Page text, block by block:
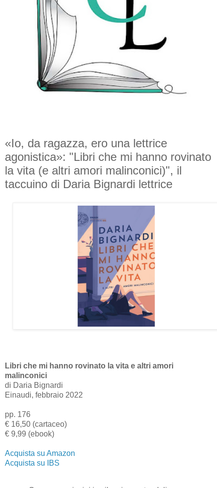
«Io, da ragazza, ero una lettrice
agonistica»: "Libri che mi hanno rovinato
la vita (e altri amori malinconici)", il
taccuino di Daria Bignardi lettrice
Libri che mi hanno rovinato la vita e altri amori
malinconici
di Daria Bignardi
Einaudi, febbraio 2022
pp. 176
€ 16,50 (cartaceo)
€ 9,99 (ebook)
Acquista su Amazon
Acquista su IBS